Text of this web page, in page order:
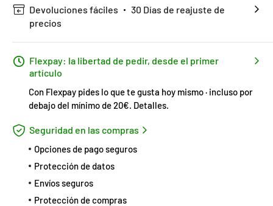
Devoluciones fáciles
30 Días de reajuste de
precios
Flexpay: la libertad de pedir, desde el primer
artículo
Con Flexpay pides lo que te gusta hoy mismo · incluso por
debajo del mínimo de 20€. Detalles.
Seguridad en las compras
Opciones de pago seguros
Protección de datos
Envíos seguros
Protección de compras